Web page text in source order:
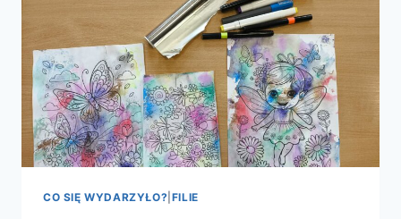
CO SIĘ WYDARZYŁO? FILIE